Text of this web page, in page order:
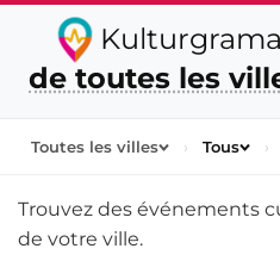
Kulturgrama
de toutes les
Toutes les villes › Tous ›
Trouvez des événements
de votre ville.